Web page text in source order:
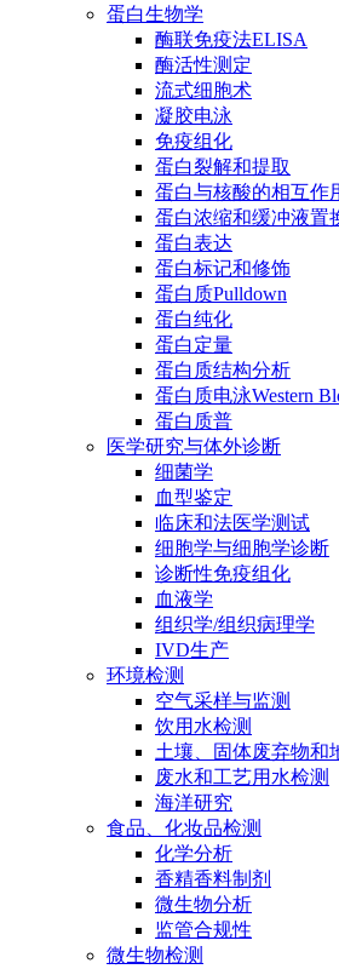
蛋白生物学
酶联免疫法ELISA
酶活性测定
流式细胞术
凝胶电泳
免疫组化
蛋白裂解和提取
蛋白与核酸的相互作
蛋白浓缩和缓冲液置
蛋白表达
蛋白标记和修饰
蛋白质Pulldown
蛋白纯化
蛋白定量
蛋白质结构分析
蛋白质电泳Western
蛋白质普
医学研究与体外诊断
细菌学
血型鉴定
临床和法医学测试
细胞学与细胞学诊断
诊断性免疫组化
血液学
组织学/组织病理学
IVD生产
环境检测
空气采样与监测
饮用水检测
土壤、固体废弃物和
废水和工艺用水检测
海洋研究
食品、化妆品检测
化学分析
香精香料制剂
微生物分析
监管合规性
微生物检测